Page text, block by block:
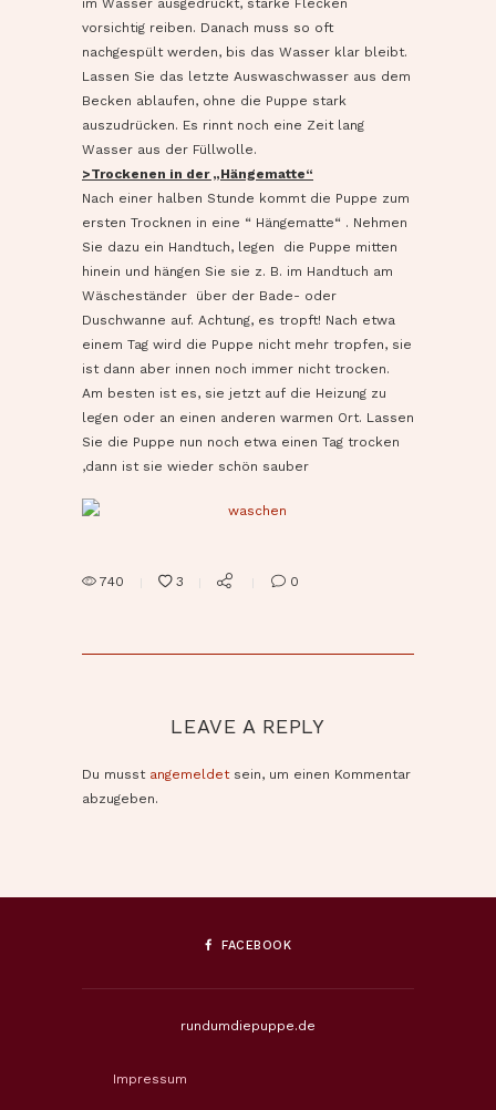
im Wasser ausgedrückt, starke Flecken
vorsichtig reiben. Danach muss so oft
nachgespült werden, bis das Wasser klar bleibt.
Lassen Sie das letzte Auswaschwasser aus dem
Becken ablaufen, ohne die Puppe stark
auszudrücken. Es rinnt noch eine Zeit lang
Wasser aus der Füllwolle.
>Trockenen in der „Hängematte“
Nach einer halben Stunde kommt die Puppe zum
ersten Trocknen in eine “ Hängematte“ . Nehmen
Sie dazu ein Handtuch, legen die Puppe mitten
hinein und hängen Sie sie z. B. im Handtuch am
Wäscheständer über der Bade- oder
Duschwanne auf. Achtung, es tropft! Nach etwa
einem Tag wird die Puppe nicht mehr tropfen, sie
ist dann aber innen noch immer nicht trocken.
Am besten ist es, sie jetzt auf die Heizung zu
legen oder an einen anderen warmen Ort. Lassen
Sie die Puppe nun noch etwa einen Tag trocken
,dann ist sie wieder schön sauber
740 3 0
LEAVE A REPLY
Du musst angemeldetsein, um einen Kommentar
abzugeben.
FACEBOOK
rundumdiepuppe.de
Impressum